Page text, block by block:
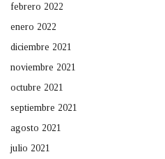
febrero 2022
enero 2022
diciembre 2021
noviembre 2021
octubre 2021
septiembre 2021
agosto 2021
julio 2021